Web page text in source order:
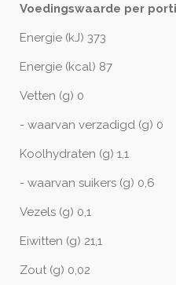
Voedingswaarde per
Energie (kJ) 373
Energie (kcal) 87
Vetten (g) 0
- waarvan verzadigd (g) 0
Koolhydraten (g) 1,1
- waarvan suikers (g) 0,6
Vezels (g) 0,1
Eiwitten (g) 21,1
Zout (g) 0,02